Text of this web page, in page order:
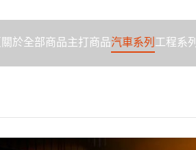
關於全部商品主打商品汽車系列 工程系列